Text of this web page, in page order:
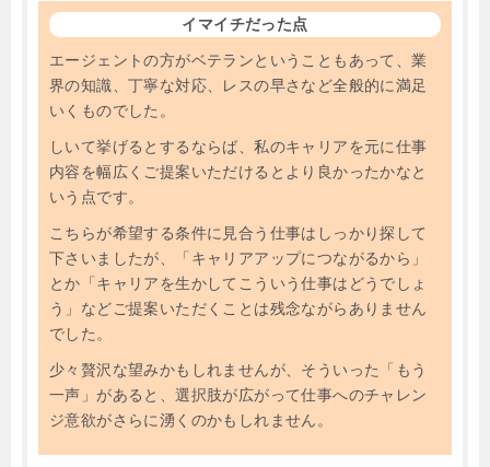
イマイチだった点
エージェントの方がベテランということもあって、業
界の知識、丁寧な対応、レスの早さなど全般的に満足
いくものでした。
しいて挙げるとするならば、私のキャリアを元に仕事
内容を幅広くご提案いただけるとより良かったかなと
いう点です。
こちらが希望する条件に見合う仕事はしっかり探して
下さいましたが、「キャリアアップにつながるから」
とか「キャリアを生かしてこういう仕事はどうでしょ
う」などご提案いただくことは残念ながらありません
でした。
少々贅沢な望みかもしれませんが、そういった「もう
一声」があると、選択肢が広がって仕事へのチャレン
ジ意欲がさらに湧くのかもしれません。